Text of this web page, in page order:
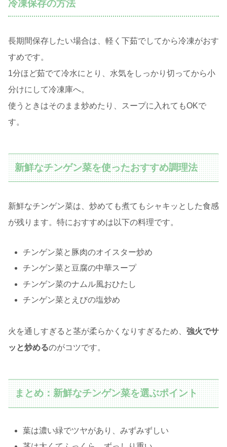
冷凍保存の方法
長期間保存したい場合は、軽く下茹でしてから冷凍がおす
すめです。
1分ほど茹でて冷水にとり、水気をしっかり切ってから小
分けにして冷凍庫へ。
使うときはそのまま炒めたり、スープに入れてもOKで
す。
新鮮なチンゲン菜を使ったおすすめ調理法
新鮮なチンゲン菜は、炒めても煮てもシャキッとした食感
が残ります。特におすすめは以下の料理です。
チンゲン菜と豚肉のオイスター炒め
チンゲン菜と豆腐の中華スープ
チンゲン菜のナムル風おひたし
チンゲン菜とえびの塩炒め
火を通しすぎると茎が柔らかくなりすぎるため、 強火でサ
ッと炒めるのがコツです。
まとめ：新鮮なチンゲン菜を選ぶポイント
葉は濃い緑でツヤがあり、みずみずしい